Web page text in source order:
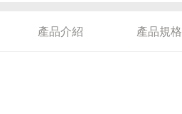
產品介紹 產品規格